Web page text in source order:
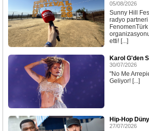
05/08/2026
Sunny Hill
radyo
etti! [...]
Karol G'den
30/07/2026
"No Me
Geliyor! [...]
Hip-Hop
27/07/2026